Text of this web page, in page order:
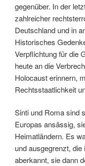
gegenüber. In der
zahlreicher
Deutschland und in
Historisches
Verpflichtung für die
heute an die
Holocaust erinnern,
Rechtsstaatlichkeit
Sinti und Roma sind
Europas ansässig,
Heimatländern. Es
und ausgegrenzt,
aberkannt, sie dann